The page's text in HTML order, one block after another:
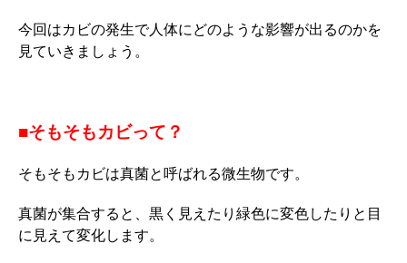
今回はカビの発生で人体にどのような影響が出るのかを
見ていきましょう。
■そもそもカビって？
そもそもカビは真菌と呼ばれる微生物です。
真菌が集合すると、黒く見えたり緑色に変色したりと目
に見えて変化します。